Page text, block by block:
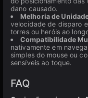
dano causado.
Melhoria de
velocidade de disparo
torres ou heróis ao
Compatibilidade
nativamente em
simples do mouse ou
sensíveis ao toque.
FAQ